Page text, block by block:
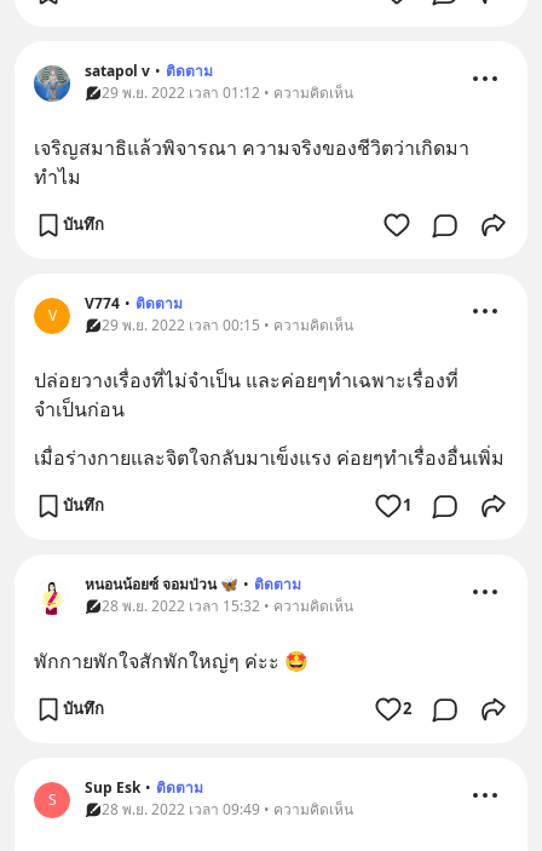
satapol​ v • ติดตาม
29 พ.ย. 2022 เวลา 01:12 • ความคิดเห็น
เจริญสมาธิแล้วพิจารณา​ ความจริงของชีวิตว่าเกิดมา
ทำไม​
บันทึก
V
V774 • ติดตาม
29 พ.ย. 2022 เวลา 00:15 • ความคิดเห็น
ปล่อยวางเรื่องที่ไม่จำเป็น และค่อยๆทำเฉพาะเรื่องที่
จำเป็นก่อน
เมื่อร่างกายและจิตใจกลับมาเข็งแรง ค่อยๆทำเรื่องอื่นเพิ่ม
บันทึก 1
หนอนน้อยซ์ จอมป่วน 🦋 • ติดตาม
28 พ.ย. 2022 เวลา 15:32 • ความคิดเห็น
พักกายพักใจสักพักใหญ่ๆ ค่ะะ 🤩
บันทึก 2
S
Sup Esk • ติดตาม
28 พ.ย. 2022 เวลา 09:49 • ความคิดเห็น